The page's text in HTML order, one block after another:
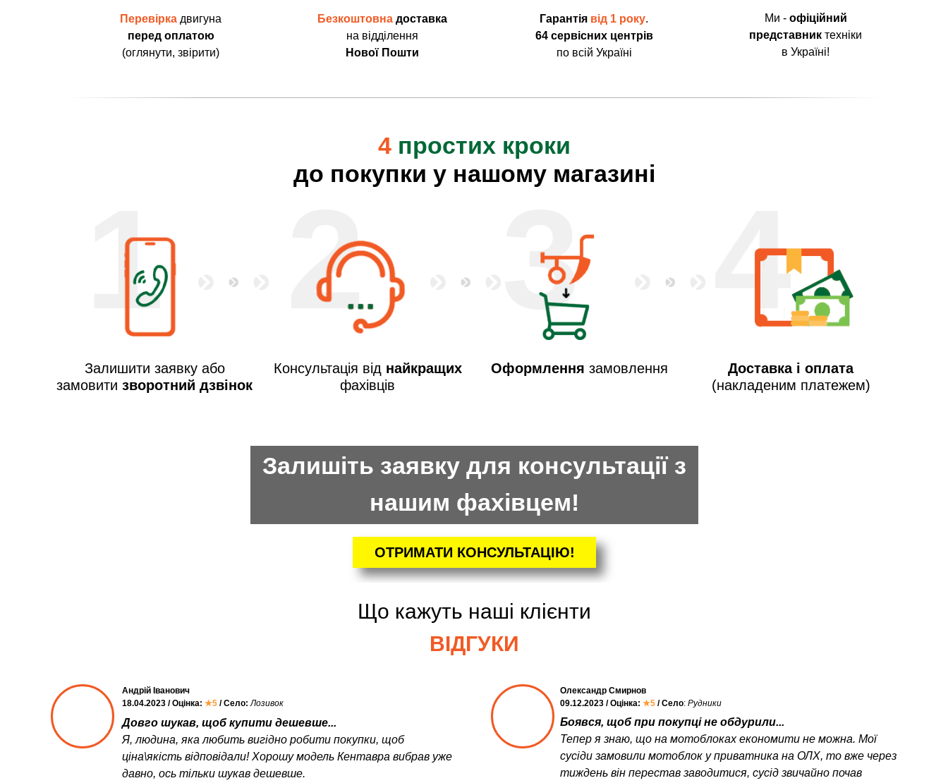
Перевірка двигуна
перед оплатою
(оглянути, звірити)
Гарантія від 1 року.
64 сервісних центрів
по всій Україні
Безкоштовна доставка
на відділення
Нової Пошти
Ми - офіційний
представник техніки
в Україні!
1 4
3
2
Залишити заявку або
замовити зворотний дзвінок
Консультація від найкращих
фахівців
Оформлення замовлення
Доставка і оплата
(накладеним платежем)
4 простих кроки
до покупки у нашому магазині
ОТРИМАТИ КОНСУЛЬТАЦІЮ!
Залишіть заявку для консультації з
нашим фахівцем!
Що кажуть наші клієнти
ВІДГУКИ
Боявся, щоб при покупці не обдурили...
Тепер я знаю, що на мотоблоках економити не можна. Мої
сусіди замовили мотоблок у приватника на ОЛХ, то вже через
тиждень він перестав заводитися, сусід звичайно почав
Олександр Смирнов
09.12.2023 / Оцінка: ★5 / Село: Рудники
Довго шукав, щоб купити дешевше...
Я, людина, яка любить вигідно робити покупки, щоб
ціна\якість відповідали! Хорошу модель Кентавра вибрав уже
давно, ось тільки шукав дешевше.
Андрій Іванович
18.04.2023 / Оцінка: ★5 / Село: Лозивок